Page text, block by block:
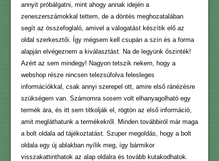
annyit próbálgatni, mint ahogy annak idején a
zeneszerszámokkal tettem, de a döntés meghozatalában
segít az összefoglaló, amivel a válogatást készítik elő az
oldal szerkesztői. Így mégsem kell csupán a szín és a forma
alapján elvégeznem a kiválasztást. Na de legyünk őszinték!
Azért az sem mindegy! Nagyon tetszik nekem, hogy a
webshop része nincsen telezsúfolva felesleges
információkkal, csak annyi szerepel ott, amire első ránézésre
szükségem van. Számomra sosem volt elhanyagolható egy
termék ára, és itt sem titkolják el, rögtön az első információ,
amit megláthatunk a termékekről. Minden továbbiról már maga
a bolt oldala ad tájékoztatást. Szuper megoldás, hogy a bolt
oldala egy új ablakban nyílik meg, így bármikor
visszakattinthatok az alap oldalra és tovább kutakodhatok.